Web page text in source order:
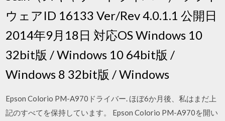
ウェアID 16133 Ver/Rev 4.0.1.1 公開日
2014年9月18日 対応OS Windows 10
32bit版 / Windows 10 64bit版 /
Windows 8 32bit版 / Windows
Epson Colorio PM-A970ドライバー. ほぼ6か月後、私はまだ上
記のすべてを保持しています。 Epson Colorio PM-A970を開い